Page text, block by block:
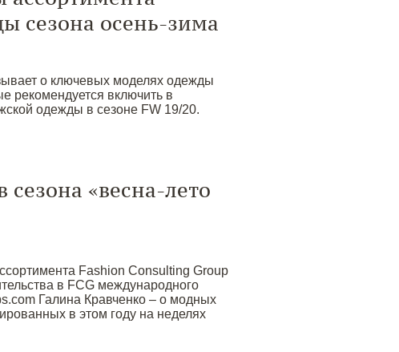
сезона осень-зима
о ключевых моделях одежды
рекомендуется включить в
одежды в сезоне FW 19/20.
сезона «весна-лето
Fashion Consulting Group
в FCG международного
Галина Кравченко – о модных
в этом году на неделях